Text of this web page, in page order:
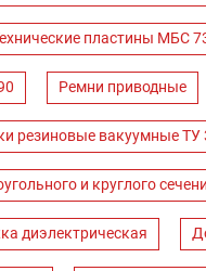
пластины МБС
Ремни приводные
резиновые вакуумные ТУ
и круглого
диэлектрическая